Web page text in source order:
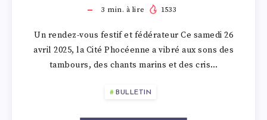
DU
VIEUX-
MARSEILLE
2025
3 min. à lire 1533
Un rendez-vous festif et fédérateur Ce samedi 26
avril 2025, la Cité Phocéenne a vibré aux sons des
tambours, des chants marins et des cris…
BULLETIN